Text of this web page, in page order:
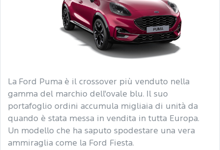
La Ford Puma è il crossover più venduto nella
gamma del marchio dell'ovale blu. Il suo
portafoglio ordini accumula migliaia di unità da
quando è stata messa in vendita in tutta Europa.
Un modello che ha saputo spodestare una vera
ammiraglia come la Ford Fiesta.